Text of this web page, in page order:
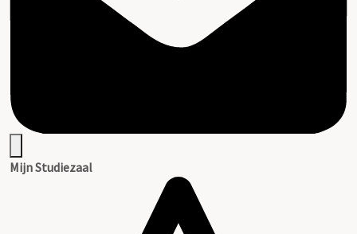
Mijn Studiezaal